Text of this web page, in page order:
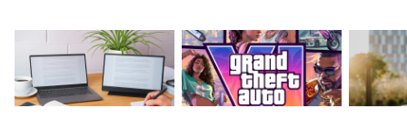
Jaki monitor
przenośny do laptopa
wybrać? Ranking
GTA VI – premiera
coraz bliżej. Rockstar
Games wkrótce
zaprezentuję
–